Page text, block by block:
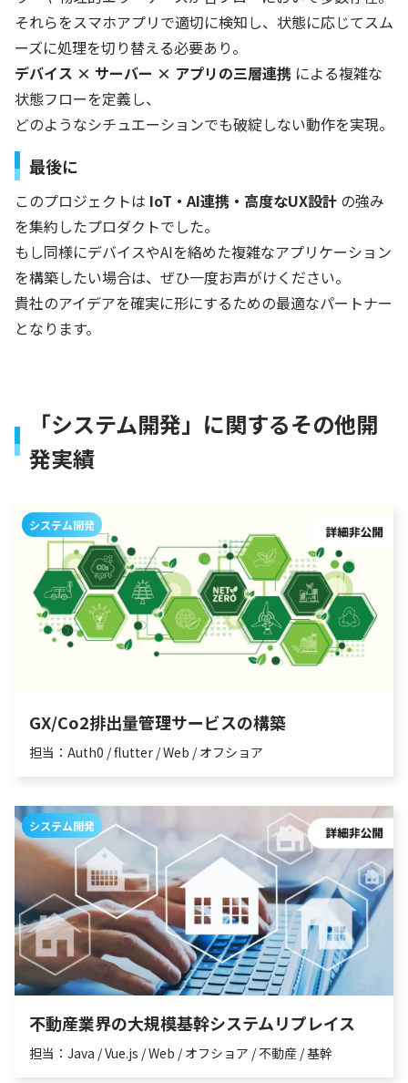
それらをスマホアプリで適切に検知し、状態に応じてスム
ーズに処理を切り替える必要あり。
デバイス × サーバー × アプリの三層連携 による複雑な
状態フローを定義し、
どのようなシチュエーションでも破綻しない動作を実現。
最後に
このプロジェクトは IoT・AI連携・高度なUX設計 の強み
を集約したプロダクトでした。
もし同様にデバイスやAIを絡めた複雑なアプリケーション
を構築したい場合は、ぜひ一度お声がけください。
貴社のアイデアを確実に形にするための最適なパートナー
となります。
「システム開発」に関するその他開
発実績
システム開発
GX/Co2排出量管理サービスの構築
担当：Auth0 / flutter / Web / オフショア
システム開発
不動産業界の大規模基幹システムリプレイス
担当：Java / Vue.js / Web / オフショア / 不動産 / 基幹